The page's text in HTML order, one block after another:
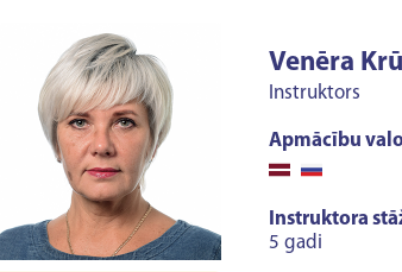
Venēra
Instruktors
Apmācību
Instruktora
5 gadi